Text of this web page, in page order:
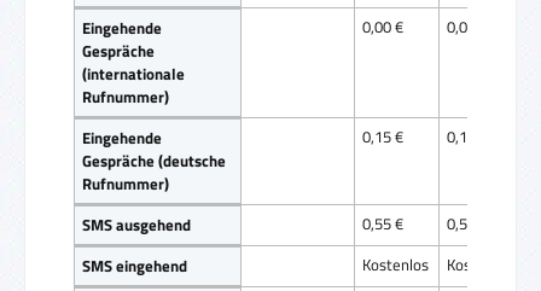
Eingehende
Gespräche
(internationale
Rufnummer)
0,00 € 0,00 €
Eingehende
Gespräche (deutsche
Rufnummer)
0,15 € 0,15 €
SMS ausgehend 0,55 €
0,55 €
SMS eingehend
Kostenlos
Kostenlos